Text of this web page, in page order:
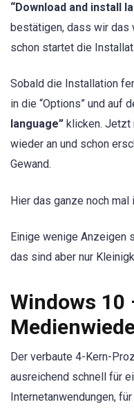
“Download and install
bestätigen, dass wir das
schon startet die
Sobald die Installation
in die “Options” und auf
language” klicken. Jetzt
wieder an und schon
Gewand.
Hier das ganze noch mal
Einige wenige Anzeigen
das sind aber nur
Windows 10
Der verbaute 4-Kern-
ausreichend schnell für
Internetanwendungen,